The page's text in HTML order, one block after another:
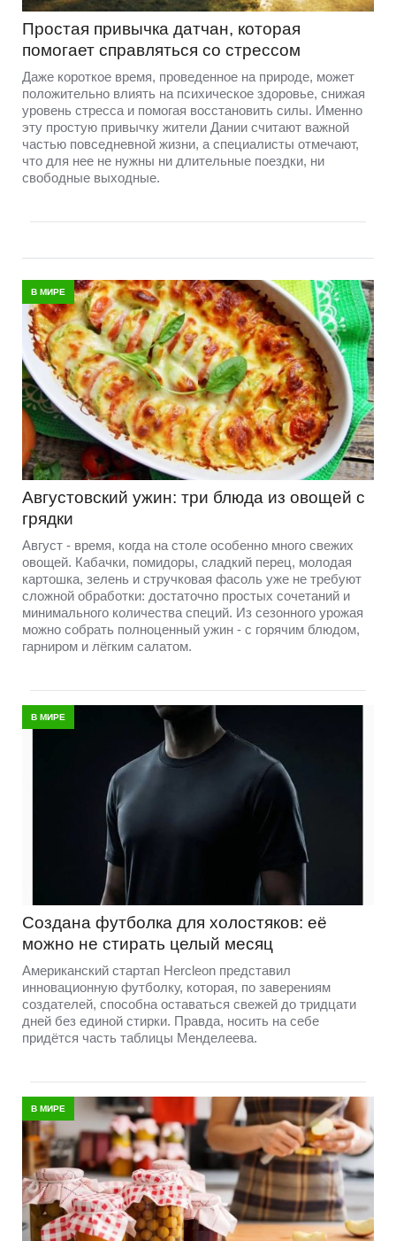
Простая привычка датчан, которая
помогает справляться со стрессом
Даже короткое время, проведенное на природе, может
положительно влиять на психическое здоровье, снижая
уровень стресса и помогая восстановить силы. Именно
эту простую привычку жители Дании считают важной
частью повседневной жизни, а специалисты отмечают,
что для нее не нужны ни длительные поездки, ни
свободные выходные.
В МИРЕ
Августовский ужин: три блюда из овощей с
грядки
Август - время, когда на столе особенно много свежих
овощей. Кабачки, помидоры, сладкий перец, молодая
картошка, зелень и стручковая фасоль уже не требуют
сложной обработки: достаточно простых сочетаний и
минимального количества специй. Из сезонного урожая
можно собрать полноценный ужин - с горячим блюдом,
гарниром и лёгким салатом.
В МИРЕ
Создана футболка для холостяков: её
можно не стирать целый месяц
Американский стартап Hercleon представил
инновационную футболку, которая, по заверениям
создателей, способна оставаться свежей до тридцати
дней без единой стирки. Правда, носить на себе
придётся часть таблицы Менделеева.
В МИРЕ